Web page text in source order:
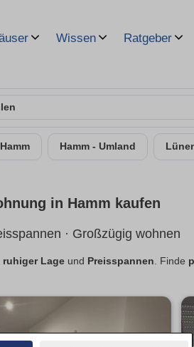
Wissen Ratgeber
Hamm Hamm - Umland
in Hamm kaufen
· Großzügig wohnen
ruhiger Lageund Preisspannen. Finde